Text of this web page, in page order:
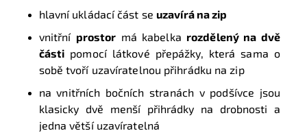
hlavní ukládací část se uzavírá na zip
vnitřní prostor má kabelka rozdělený na dvě
části pomocí látkové přepážky, která sama o
sobě tvoří uzavíratelnou přihrádku na zip
na vnitřních bočních stranách v podšívce jsou
klasicky dvě menší přihrádky na drobnosti a
jedna větší uzavíratelná